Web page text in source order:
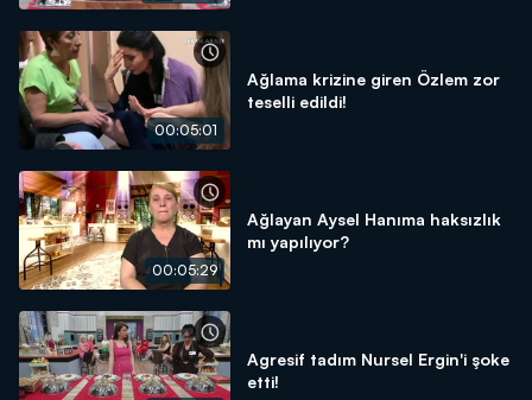
00:05:01
Ağlama krizine giren Özlem zor
teselli edildi!
00:05:29
Ağlayan Aysel Hanıma haksızlık
mı yapılıyor?
Agresif tadım Nursel Ergin'i şoke
etti!